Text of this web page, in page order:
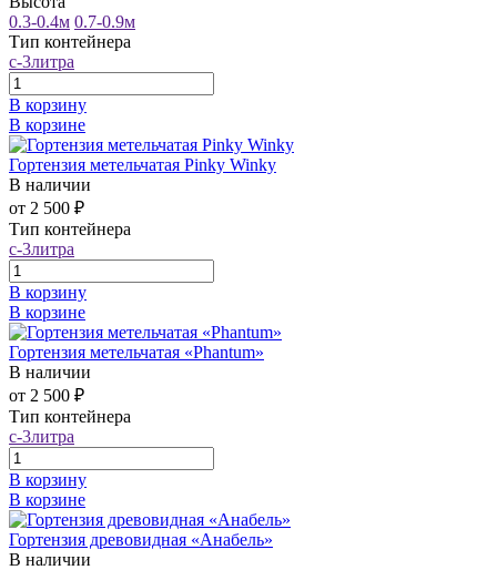
0.3-0.4м 0.7-0.9м
Тип контейнера
c-3литра
В корзину
В корзине
Гортензия метельчатая Pinky Winky
В наличии
от 2 500 ₽
Тип контейнера
c-3литра
В корзину
В корзине
Гортензия метельчатая «Phantum»
В наличии
от 2 500 ₽
Тип контейнера
c-3литра
В корзину
В корзине
Гортензия древовидная «Анабель»
В наличии